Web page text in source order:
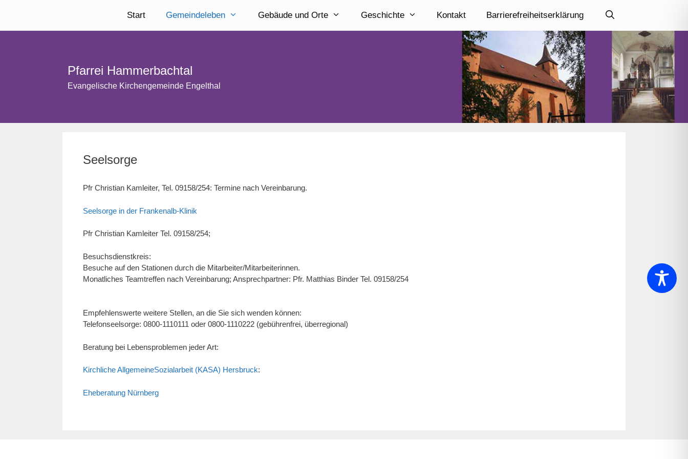
Start Gemeindeleben Gebäude und Orte Geschichte Kontakt Barrierefreiheitserklärung
Pfarrei Hammerbachtal
Evangelische Kirchengemeinde Engelthal
Seelsorge
Pfr Christian Kamleiter, Tel. 09158/254: Termine nach Vereinbarung.
Seelsorge in der Frankenalb-Klinik
Pfr Christian Kamleiter Tel. 09158/254;
Besuchsdienstkreis:
Besuche auf den Stationen durch die Mitarbeiter/Mitarbeiterinnen.
Monatliches Teamtreffen nach Vereinbarung; Ansprechpartner: Pfr. Matthias Binder Tel. 09158/254
Empfehlenswerte weitere Stellen, an die Sie sich wenden können:
Telefonseelsorge: 0800-1110111 oder 0800-1110222 (gebührenfrei, überregional)
Beratung bei Lebensproblemen jeder Art:
Kirchliche AllgemeineSozialarbeit (KASA) Hersbruck:
Eheberatung Nürnberg